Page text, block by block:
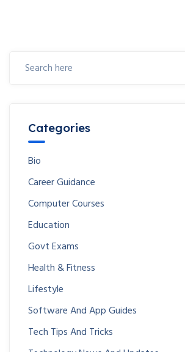
Categories
Bio
Career Guidance
Computer Courses
Education
Govt Exams
Health & Fitness
Lifestyle
Software And App Guides
Tech Tips And Tricks